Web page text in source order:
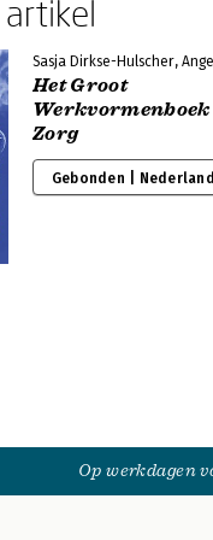
Sasja Dirkse-Hulscher,
Het Groot
Werkvormenboek
Zorg
Gebonden |
Op werkdagen